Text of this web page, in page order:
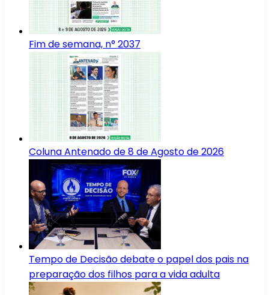
Fim de semana, n° 2037
Coluna Antenado de 8 de Agosto de 2026
Tempo de Decisão debate o papel dos pais na
preparação dos filhos para a vida adulta